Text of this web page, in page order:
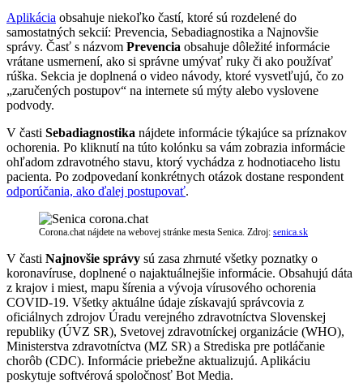
Aplikácia obsahuje niekoľko častí, ktoré sú rozdelené do
samostatných sekcií: Prevencia, Sebadiagnostika a Najnovšie
správy. Časť s názvom Prevencia obsahuje dôležité informácie
vrátane usmernení, ako si správne umývať ruky či ako používať
rúška. Sekcia je doplnená o video návody, ktoré vysvetľujú, čo zo
„zaručených postupov“ na internete sú mýty alebo vyslovene
podvody.
V časti Sebadiagnostika nájdete informácie týkajúce sa príznakov
ochorenia. Po kliknutí na túto kolónku sa vám zobrazia informácie
ohľadom zdravotného stavu, ktorý vychádza z hodnotiaceho listu
pacienta. Po zodpovedaní konkrétnych otázok dostane respondent
odporúčania, ako ďalej postupovať.
Corona.chat nájdete na webovej stránke mesta Senica. Zdroj: senica.sk
V časti Najnovšie správy sú zasa zhrnuté všetky poznatky o
koronavíruse, doplnené o najaktuálnejšie informácie. Obsahujú dáta
z krajov i miest, mapu šírenia a vývoja vírusového ochorenia
COVID-19. Všetky aktuálne údaje získavajú správcovia z
oficiálnych zdrojov Úradu verejného zdravotníctva Slovenskej
republiky (ÚVZ SR), Svetovej zdravotníckej organizácie (WHO),
Ministerstva zdravotníctva (MZ SR) a Strediska pre potláčanie
chorôb (CDC). Informácie priebežne aktualizujú. Aplikáciu
poskytuje softvérová spoločnosť Bot Media.